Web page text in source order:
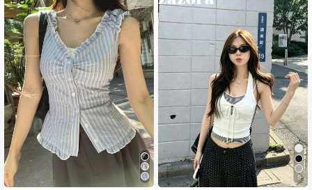
4.91 6.6M 팔로워
4.91 6.6M 팔로워
4.91 6.6M 팔로워
4.91 6.6M 팔로워
5